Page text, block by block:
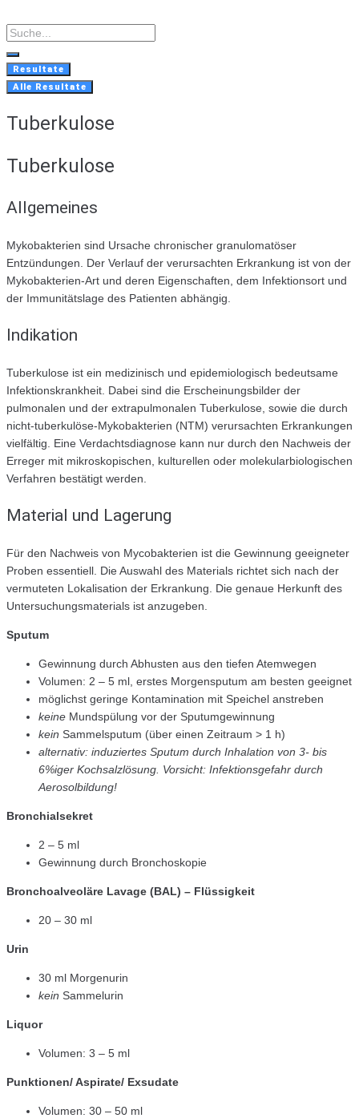
to
content
Search
...
Resultate
Alle Resultate
Tuberkulose
Tuberkulose
Allgemeines
Mykobakterien sind Ursache chronischer granulomatöser
Entzündungen. Der Verlauf der verursachten Erkrankung ist von der
Mykobakterien-Art und deren Eigenschaften, dem Infektionsort und
der Immunitätslage des Patienten abhängig.
Indikation
Tuberkulose ist ein medizinisch und epidemiologisch bedeutsame
Infektionskrankheit. Dabei sind die Erscheinungsbilder der
pulmonalen und der extrapulmonalen Tuberkulose, sowie die durch
nicht-tuberkulöse-Mykobakterien (NTM) verursachten Erkrankungen
vielfältig. Eine Verdachtsdiagnose kann nur durch den Nachweis der
Erreger mit mikroskopischen, kulturellen oder molekularbiologischen
Verfahren bestätigt werden.
Material und Lagerung
Für den Nachweis von Mycobakterien ist die Gewinnung geeigneter
Proben essentiell. Die Auswahl des Materials richtet sich nach der
vermuteten Lokalisation der Erkrankung. Die genaue Herkunft des
Untersuchungsmaterials ist anzugeben.
Sputum
Gewinnung durch Abhusten aus den tiefen Atemwegen
Volumen: 2 – 5 ml, erstes Morgensputum am besten geeignet
möglichst geringe Kontamination mit Speichel anstreben
keine Mundspülung vor der Sputumgewinnung
kein Sammelsputum (über einen Zeitraum > 1 h)
alternativ: induziertes Sputum durch Inhalation von 3- bis
6%iger Kochsalzlösung. Vorsicht: Infektionsgefahr durch
Aerosolbildung!
Bronchialsekret
2 – 5 ml
Gewinnung durch Bronchoskopie
Bronchoalveoläre Lavage (BAL) – Flüssigkeit
20 – 30 ml
Urin
30 ml Morgenurin
kein Sammelurin
Liquor
Volumen: 3 – 5 ml
Punktionen/ Aspirate/ Exsudate
Volumen: 30 – 50 ml